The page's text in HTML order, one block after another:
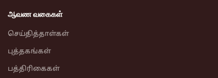
ஆவண வகைகள்
செய்தித்தாள்கள்
புத்தகங்கள்
பத்திரிகைகள்